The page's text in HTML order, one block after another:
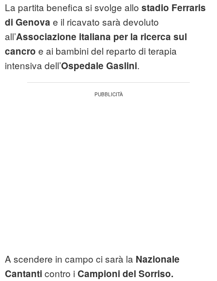
La partita benefica si svolge allo stadio Ferraris
di Genova e il ricavato sarà devoluto
all’Associazione italiana per la ricerca sul
cancro e ai bambini del reparto di terapia
intensiva dell’Ospedale Gaslini.
A scendere in campo ci sarà la Nazionale
Cantanti contro i Campioni del Sorriso.